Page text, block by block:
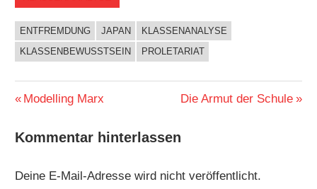
ENTFREMDUNG JAPAN
KLASSENANALYSE
KLASSENBEWUSSTSEIN
PROLETARIAT
Beitragsnavigation
Vorheriger
Modelling Marx
Nächster
Die Armut der Schule
Kommentar hinterlassen
Deine E-Mail-Adresse wird nicht veröffentlicht.